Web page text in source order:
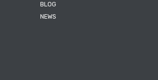
BLOG
NEWS